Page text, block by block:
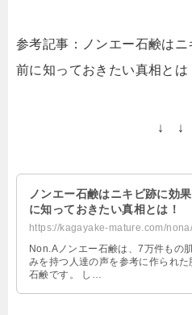
参考記事：ノンエー石鹸は
前に知っておきたい真相とは
↓ ↓
ノンエー石鹸はニキビ跡に効
に知っておきたい真相とは！
https://kagayake-mature.com/nona/
Non.Aノンエー石鹸は、7万件もの
みを持つ人達の声を参考に作られ
石鹸です。 し…